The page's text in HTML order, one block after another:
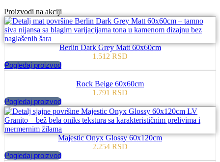
Proizvodi na akciji
Berlin Dark Grey Matt 60x60cm
1.512 RSD
Pogledaj proizvod
Rock Beige 60x60cm
1.791 RSD
Pogledaj proizvod
Majestic Onyx Glossy 60x120cm
2.254 RSD
Pogledaj proizvod